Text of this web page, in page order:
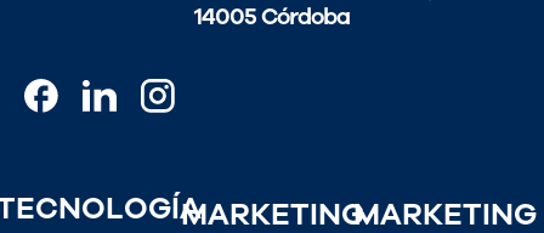
14005 Córdoba
MARKETINGMARKETING